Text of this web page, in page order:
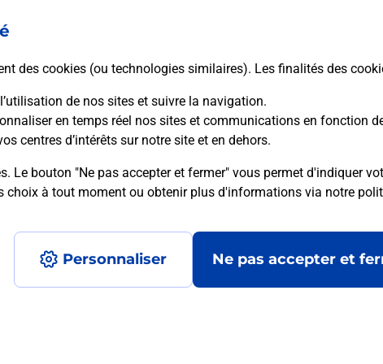
des cookies (ou technologies similaires). Les finalités des
de nos sites et suivre la navigation.
en temps réel nos sites et communications en fonction
centres d’intérêts sur notre site et en dehors.
Le bouton "Ne pas accepter et fermer" vous permet d'indiquer
choix à tout moment ou obtenir plus d'informations via notre
Personnaliser Ne pas accepter et
savoir plus
posées
retour chez un e-commerçant sans